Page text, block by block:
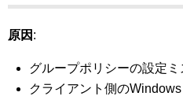
原因 :
グループポリシーの設定ミ
クライアント側の